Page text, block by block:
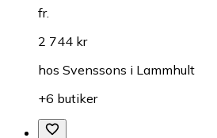
fr.
2 744 kr
hos Svenssons i Lammhult
+6 butiker